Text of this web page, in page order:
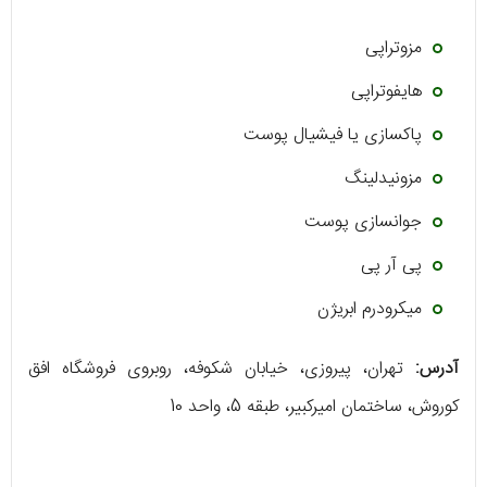
مزوتراپی
هایفوتراپی
پاکسازی یا فیشیال پوست
مزونیدلینگ
جوانسازی پوست
پی آر پی
میکرودرم ابریژن
آدرس: تهران، پیروزی، خیابان شکوفه، روبروی فروشگاه افق
کوروش، ساختمان امیرکبیر، طبقه 5، واحد 10